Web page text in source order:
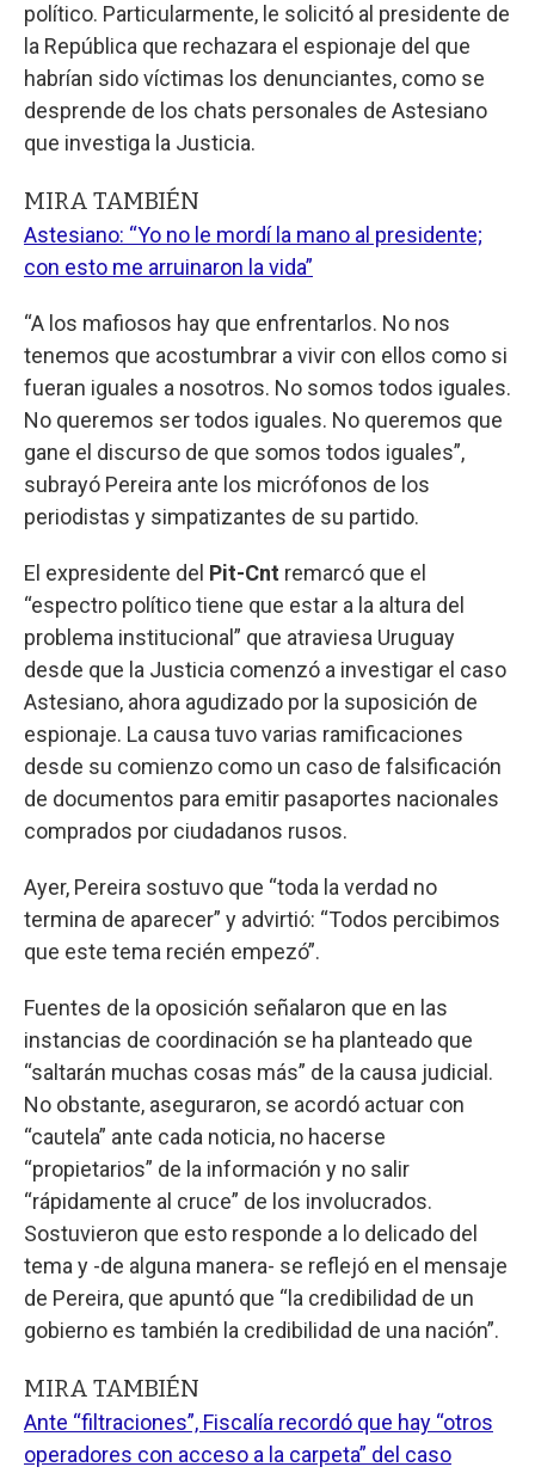
político. Particularmente, le solicitó al presidente de
la República que rechazara el espionaje del que
habrían sido víctimas los denunciantes, como se
desprende de los chats personales de Astesiano
que investiga la Justicia.
MIRA TAMBIÉN
Astesiano: “Yo no le mordí la mano al presidente;
con esto me arruinaron la vida”
“A los mafiosos hay que enfrentarlos. No nos
tenemos que acostumbrar a vivir con ellos como si
fueran iguales a nosotros. No somos todos iguales.
No queremos ser todos iguales. No queremos que
gane el discurso de que somos todos iguales”,
subrayó Pereira ante los micrófonos de los
periodistas y simpatizantes de su partido.
El expresidente del Pit-Cnt remarcó que el
“espectro político tiene que estar a la altura del
problema institucional” que atraviesa Uruguay
desde que la Justicia comenzó a investigar el caso
Astesiano, ahora agudizado por la suposición de
espionaje. La causa tuvo varias ramificaciones
desde su comienzo como un caso de falsificación
de documentos para emitir pasaportes nacionales
comprados por ciudadanos rusos.
Ayer, Pereira sostuvo que “toda la verdad no
termina de aparecer” y advirtió: “Todos percibimos
que este tema recién empezó”.
Fuentes de la oposición señalaron que en las
instancias de coordinación se ha planteado que
“saltarán muchas cosas más” de la causa judicial.
No obstante, aseguraron, se acordó actuar con
“cautela” ante cada noticia, no hacerse
“propietarios” de la información y no salir
“rápidamente al cruce” de los involucrados.
Sostuvieron que esto responde a lo delicado del
tema y -de alguna manera- se reflejó en el mensaje
de Pereira, que apuntó que “la credibilidad de un
gobierno es también la credibilidad de una nación”.
MIRA TAMBIÉN
Ante “filtraciones”, Fiscalía recordó que hay “otros
operadores con acceso a la carpeta” del caso